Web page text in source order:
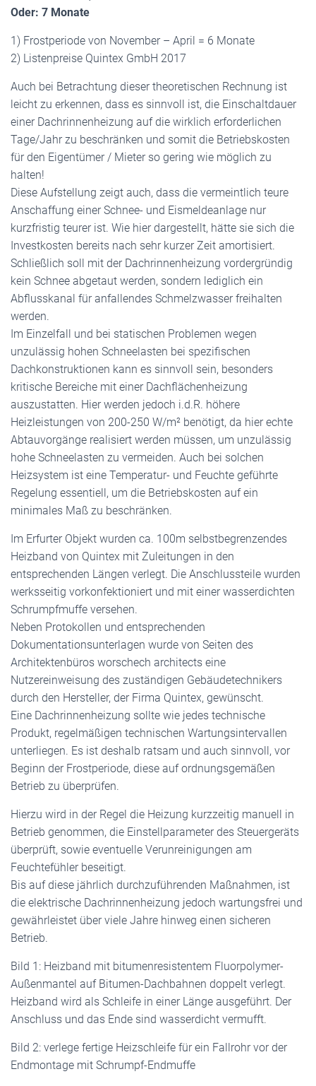
Oder: 7 Monate
1) Frostperiode von November – April = 6 Monate
2) Listenpreise Quintex GmbH 2017
Auch bei Betrachtung dieser theoretischen Rechnung ist
leicht zu erkennen, dass es sinnvoll ist, die Einschaltdauer
einer Dachrinnenheizung auf die wirklich erforderlichen
Tage/Jahr zu beschränken und somit die Betriebskosten
für den Eigentümer / Mieter so gering wie möglich zu
halten!
Diese Aufstellung zeigt auch, dass die vermeintlich teure
Anschaffung einer Schnee- und Eismeldeanlage nur
kurzfristig teurer ist. Wie hier dargestellt, hätte sie sich die
Investkosten bereits nach sehr kurzer Zeit amortisiert.
Schließlich soll mit der Dachrinnenheizung vordergründig
kein Schnee abgetaut werden, sondern lediglich ein
Abflusskanal für anfallendes Schmelzwasser freihalten
werden.
Im Einzelfall und bei statischen Problemen wegen
unzulässig hohen Schneelasten bei spezifischen
Dachkonstruktionen kann es sinnvoll sein, besonders
kritische Bereiche mit einer Dachflächenheizung
auszustatten. Hier werden jedoch i.d.R. höhere
Heizleistungen von 200-250 W/m² benötigt, da hier echte
Abtauvorgänge realisiert werden müssen, um unzulässig
hohe Schneelasten zu vermeiden. Auch bei solchen
Heizsystem ist eine Temperatur- und Feuchte geführte
Regelung essentiell, um die Betriebskosten auf ein
minimales Maß zu beschränken.
Im Erfurter Objekt wurden ca. 100m selbstbegrenzendes
Heizband von Quintex mit Zuleitungen in den
entsprechenden Längen verlegt. Die Anschlussteile wurden
werksseitig vorkonfektioniert und mit einer wasserdichten
Schrumpfmuffe versehen.
Neben Protokollen und entsprechenden
Dokumentationsunterlagen wurde von Seiten des
Architektenbüros worschech architects eine
Nutzereinweisung des zuständigen Gebäudetechnikers
durch den Hersteller, der Firma Quintex, gewünscht.
Eine Dachrinnenheizung sollte wie jedes technische
Produkt, regelmäßigen technischen Wartungsintervallen
unterliegen. Es ist deshalb ratsam und auch sinnvoll, vor
Beginn der Frostperiode, diese auf ordnungsgemäßen
Betrieb zu überprüfen.
Hierzu wird in der Regel die Heizung kurzzeitig manuell in
Betrieb genommen, die Einstellparameter des Steuergeräts
überprüft, sowie eventuelle Verunreinigungen am
Feuchtefühler beseitigt.
Bis auf diese jährlich durchzuführenden Maßnahmen, ist
die elektrische Dachrinnenheizung jedoch wartungsfrei und
gewährleistet über viele Jahre hinweg einen sicheren
Betrieb.
Bild 1: Heizband mit bitumenresistentem Fluorpolymer-
Außenmantel auf Bitumen-Dachbahnen doppelt verlegt.
Heizband wird als Schleife in einer Länge ausgeführt. Der
Anschluss und das Ende sind wasserdicht vermufft.
Bild 2: verlege fertige Heizschleife für ein Fallrohr vor der
Endmontage mit Schrumpf-Endmuffe